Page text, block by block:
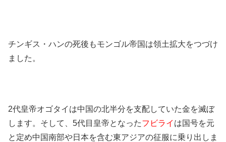
チンギス・ハンの死後もモンゴル帝国は領土拡大をつづけ
ました。
2代皇帝オゴタイは中国の北半分を支配していた金を滅ぼ
します。そして、5代目皇帝となったフビライ は国号を元
と定め中国南部や日本を含む東アジアの征服に乗り出しま